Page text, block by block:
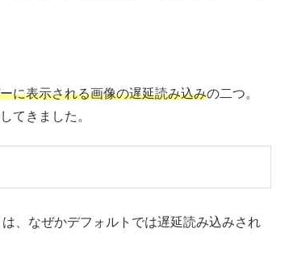
に表示される画像の遅延読み込みの二つ。
てきました。
、なぜかデフォルトでは遅延読み込みされ